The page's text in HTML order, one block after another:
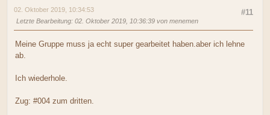
#11
02. Oktober 2019, 10:34:53
Letzte Bearbeitung: 02. Oktober 2019, 10:36:39 von menemen
Meine Gruppe muss ja echt super gearbeitet haben.aber ich lehne
ab.
Ich wiederhole.
Zug: #004 zum dritten.